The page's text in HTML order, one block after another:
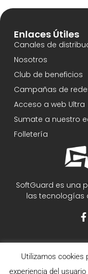
SoftGuard es una
las tecnologías
Enlaces Útiles
Canales de
Nosotros
Club de beneficios
Campañas de
Acceso a web Ultra
Sumate a nuestro
Folletería
Utilizamos cookies
experiencia del